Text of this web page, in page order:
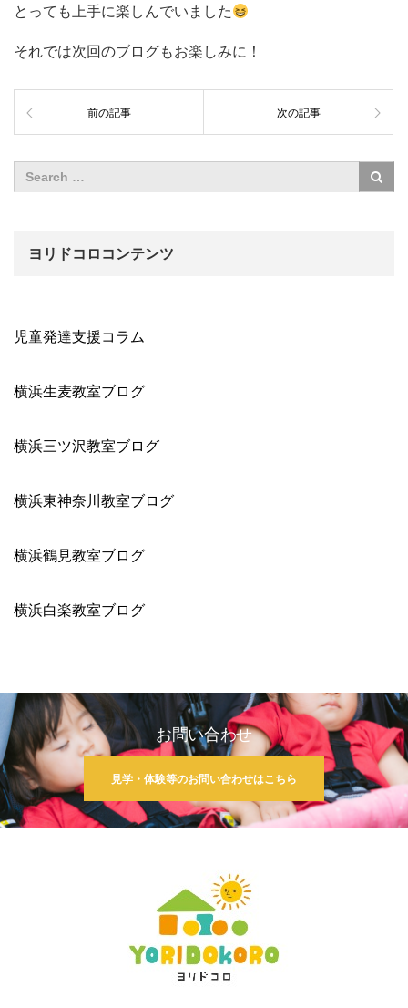
とっても上手に楽しんでいました
それでは次回のブログもお楽しみに！
前の記事 次の記事
ヨリドコロコンテンツ
児童発達支援コラム
横浜生麦教室ブログ
横浜三ツ沢教室ブログ
横浜東神奈川教室ブログ
横浜鶴見教室ブログ
横浜白楽教室ブログ
お問い合わせ
見学・体験等のお問い合わせはこちら